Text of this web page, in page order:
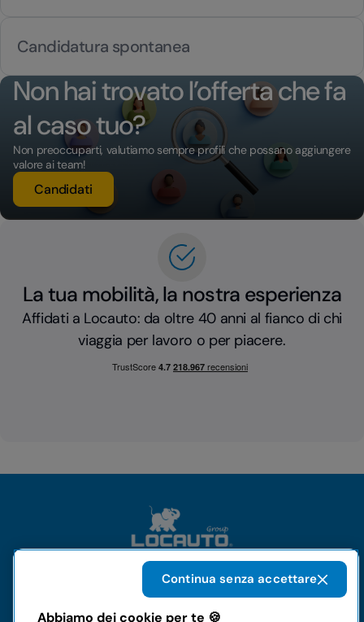
Candidatura spontanea
Candidatura spontanea
Non hai trovato l’offerta che fa
al caso tuo?
Non preoccuparti, valutiamo sempre profili che possano aggiungere
valore ai team!
Candidati
La tua mobilità, la nostra esperienza
Affidati a Locauto: da oltre 40 anni al fianco di chi
viaggia per lavoro o per piacere.
Abbiamo dei cookie per te 🍪
Continua senza accettare